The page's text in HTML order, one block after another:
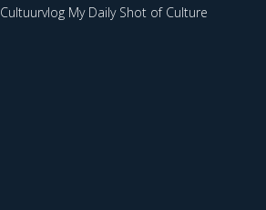
Cultuurvlog My Daily Shot of Culture